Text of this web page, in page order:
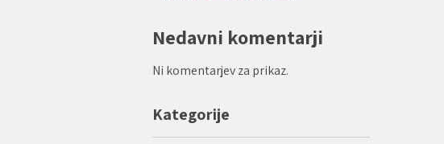
Nedavni komentarji
Ni komentarjev za prikaz.
Kategorije